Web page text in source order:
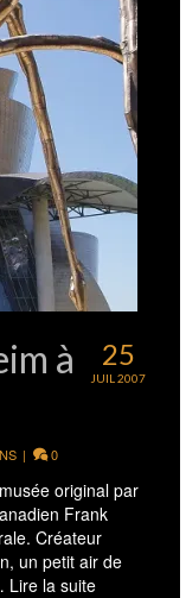
25
JUIL 2007
à
| 0
original par
Frank
Créateur
un petit air de
Lire la suite